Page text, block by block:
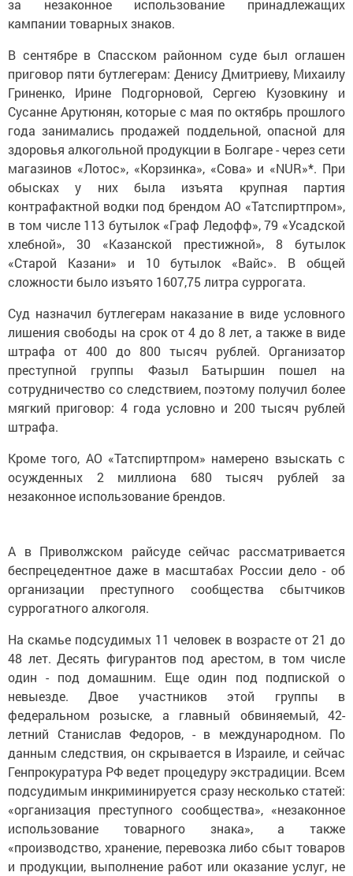
за незаконное использование принадлежащих
кампании товарных знаков.
В сентябре в Спасском районном суде был оглашен
приговор пяти бутлегерам: Денису Дмитриеву, Михаилу
Гриненко, Ирине Подгорновой, Сергею Кузовкину и
Сусанне Арутюнян, которые с мая по октябрь прошлого
года занимались продажей поддельной, опасной для
здоровья алкогольной продукции в Болгаре - через сети
магазинов «Лотос», «Корзинка», «Сова» и «NUR»*. При
обысках у них была изъята крупная партия
контрафактной водки под брендом АО «Татспиртпром»,
в том числе 113 бутылок «Граф Ледофф», 79 «Усадской
хлебной», 30 «Казанской престижной», 8 бутылок
«Старой Казани» и 10 бутылок «Вайс». В общей
сложности было изъято 1607,75 литра суррогата.
Суд назначил бутлегерам наказание в виде условного
лишения свободы на срок от 4 до 8 лет, а также в виде
штрафа от 400 до 800 тысяч рублей. Организатор
преступной группы Фазыл Батыршин пошел на
сотрудничество со следствием, поэтому получил более
мягкий приговор: 4 года условно и 200 тысяч рублей
штрафа.
Кроме того, АО «Татспиртпром» намерено взыскать с
осужденных 2 миллиона 680 тысяч рублей за
незаконное использование брендов.
А в Приволжском райсуде сейчас рассматривается
беспрецедентное даже в масштабах России дело - об
организации преступного сообщества сбытчиков
суррогатного алкоголя.
На скамье подсудимых 11 человек в возрасте от 21 до
48 лет. Десять фигурантов под арестом, в том числе
один - под домашним. Еще один под подпиской о
невыезде. Двое участников этой группы в
федеральном розыске, а главный обвиняемый, 42-
летний Станислав Федоров, - в международном. По
данным следствия, он скрывается в Израиле, и сейчас
Генпрокуратура РФ ведет процедуру экстрадиции. Всем
подсудимым инкриминируется сразу несколько статей:
«организация преступного сообщества», «незаконное
использование товарного знака», а также
«производство, хранение, перевозка либо сбыт товаров
и продукции, выполнение работ или оказание услуг, не